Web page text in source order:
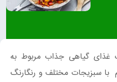
غذای گیاهی جذاب مربوط به
سبزیجات مختلف و رنگارنگ